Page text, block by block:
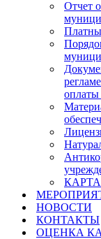
Отчет
оплаты
НОВОСТИ
КОНТАКТЫ
ОЦЕНКА